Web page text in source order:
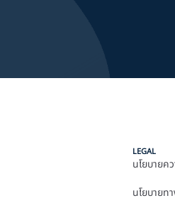
LEGAL
นโยบายค
นโยบายท